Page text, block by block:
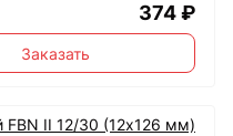
374 ₽
Заказать
FBN II 12/30 (12х126 мм)